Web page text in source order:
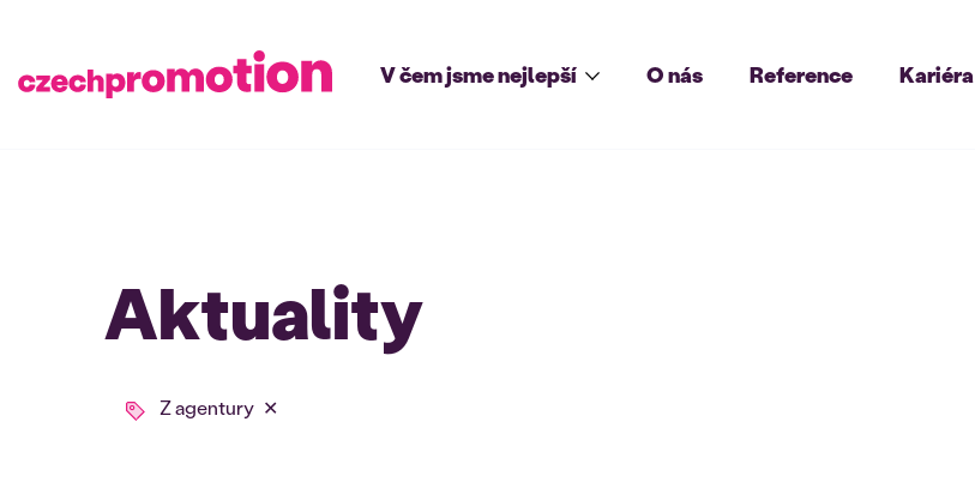
V čem jsme nejlepší O nás Reference Kariéra
Aktuality
Z agentury ✕